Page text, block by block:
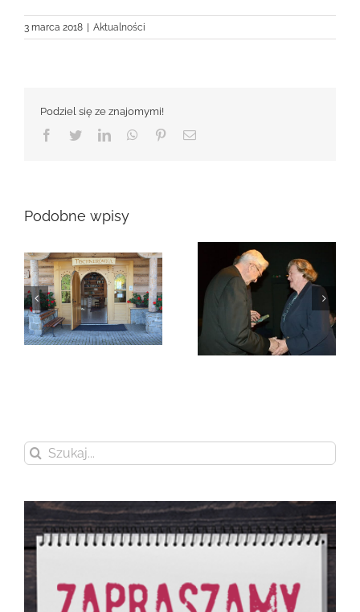
3 marca 2018 Aktualności
Podziel się ze znajomymi!
Facebook
TwitterLinkedInWhatsApp
PinterestEmail
Podobne wpisy
Zmarła Genowefa
Sikora
Zmarła Wanda
Czubernatowa
Szukaj